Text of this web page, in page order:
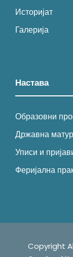
Историјат
Галерија
Настава
Образовни
Државна
Уписи и
Феријална
Copyright